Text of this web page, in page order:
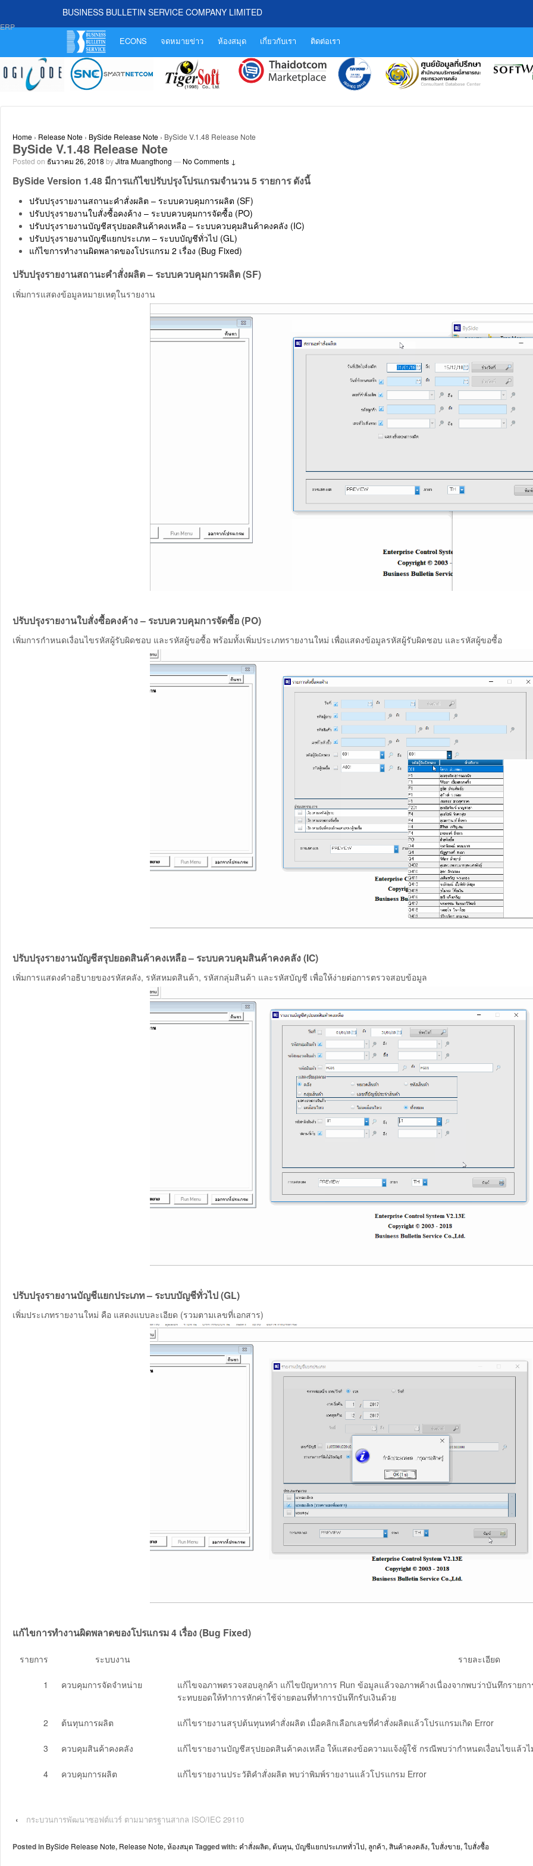
BUSINESS BULLETIN SERVICE COMPANY LIMITED
ERP
ECONS จดหมายข่าว ห้องสมุด เกี่ยวกับเรา ติดต่อเรา
Home › Release Note › BySide Release Note › BySide V.1.48 Release Note
BySide V.1.48 Release Note
Posted on ธันวาคม 26, 2018 byJitra Muangthong — No Comments ↓
BySide Version 1.48 มีการแก้ไขปรับปรุงโปรแกรมจำนวน 5 รายการ ดังนี้
ปรับปรุงรายงานสถานะคำสั่งผลิต – ระบบควบคุมการผลิต (SF)
ปรับปรุงรายงานใบสั่งซื้อคงค้าง – ระบบควบคุมการจัดซื้อ (PO)
ปรับปรุงรายงานบัญชีสรุปยอดสินค้าคงเหลือ – ระบบควบคุมสินค้าคงคลัง (IC)
ปรับปรุงรายงานบัญชีแยกประเภท – ระบบบัญชีทั่วไป (GL)
แก้ไขการทำงานผิดพลาดของโปรแกรม 2 เรื่อง (Bug Fixed)
ปรับปรุงรายงานสถานะคำสั่งผลิต – ระบบควบคุมการผลิต (SF)
เพิ่มการแสดงข้อมูลหมายเหตุในรายงาน
ปรับปรุงรายงานใบสั่งซื้อคงค้าง – ระบบควบคุมการจัดซื้อ (PO)
เพิ่มการกำหนดเงื่อนไขรหัสผู้รับผิดชอบ และรหัสผู้ขอซื้อ พร้อมทั้งเพิ่มประเภทรายงานใหม่ เพื่อแสดงข้อมูลรหัสผู้รับผิดชอบ และรหัสผู้ขอซื้อ
ปรับปรุงรายงานบัญชีสรุปยอดสินค้าคงเหลือ – ระบบควบคุมสินค้าคงคลัง (IC)
เพิ่มการแสดงคำอธิบายของรหัสคลัง, รหัสหมดสินค้า, รหัสกลุ่มสินค้า และรหัสบัญชี เพื่อให้ง่ายต่อการตรวจสอบข้อมูล
ปรับปรุงรายงานบัญชีแยกประเภท – ระบบบัญชีทั่วไป (GL)
เพิ่มประเภทรายงานใหม่ คือ แสดงแบบละเอียด (รวมตามเลขที่เอกสาร)
แก้ไขการทำงานผิดพลาดของโปรแกรม 4 เรื่อง (Bug Fixed)
รายการ ระบบงาน รายละเอียด
1 ควบคุมการจัดจำหน่าย
แก้ไขจอภาพตรวจสอบลูกค้า แก้ไขปัญหาการ Run ข้อมูลแล้วจอภาพค้างเนื่องจากพบว่าบันทึกรายก
ระทบยอดให้ทำการหักค่าใช้จ่ายตอนที่ทำการบันทึกรับเงินด้วย
2 ต้นทุนการผลิต แก้ไขรายงานสรุปต้นทุนทคำสั่งผลิต เมื่อคลิกเลือกเลขที่คำสั่งผลิตแล้วโปรแกรมเกิด Error
3 ควบคุมสินค้าคงคลัง แก้ไขรายงานบัญชีสรุปยอดสินค้าคงเหลือ ให้แสดงข้อความแจ้งผู้ใช้ กรณีพบว่ากำหนดเงื่อนไขแล้ว
4 ควบคุมการผลิต แก้ไขรายงานประวัติคำสั่งผลิต พบว่าพิมพ์รายงานแล้วโปรแกรม Error
‹ กระบวนการพัฒนาซอฟต์แวร์ ตามมาตรฐานสากล ISO/IEC 29110
Posted in BySide Release Note, Release Note,ห้องสมุด Tagged with: คำสั่งผลิต,ต้นทุน,บัญชีแยกประเภททั่วไป, ลูกค้า,สินค้าคงคลัง,ใบสั่งขาย,ใบสั่งซื้อ